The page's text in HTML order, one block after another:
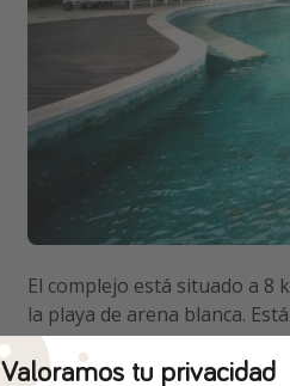
El complejo está situado a 8
la playa de arena blanca.
metros sobre la bahía de
multilingüe está siempre
Valoramos tu privacidad